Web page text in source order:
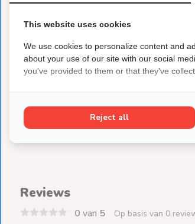
Gerelateerde producten:
Reviews
0 van 5 Op basis van 0
This website uses cookies
We use cookies to personalize content and
about your use of our site with our social
you've provided to them or that they've
Reject all